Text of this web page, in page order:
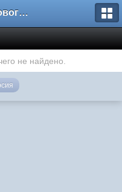
Форум игрового проекта Riverrise
не найдено.